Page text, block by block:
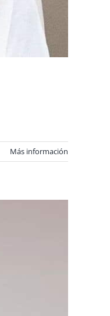
Más información